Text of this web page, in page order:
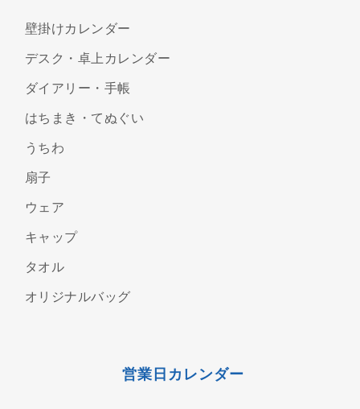
壁掛けカレンダー
デスク・卓上カレンダー
ダイアリー・手帳
はちまき・てぬぐい
うちわ
扇子
ウェア
キャップ
タオル
オリジナルバッグ
営業日カレンダー